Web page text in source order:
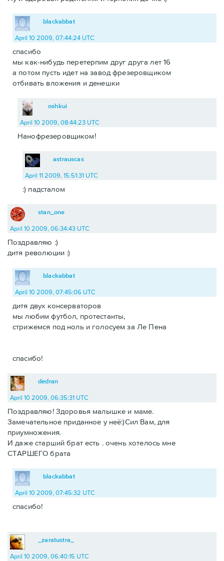
blackabbat
April 10 2009, 07:44:24 UTC
спасибо
мы как-нибудь перетерпим друг друга лет 16
а потом пусть идет на завод фрезеровщиком
отбивать вложения и денешки
oshkui
April 10 2009, 08:44:23 UTC
Нанофрезеровщиком!
astrauscas
April 11 2009, 15:51:31 UTC
:) падсталом
stan_one
April 10 2009, 06:34:43 UTC
Поздравляю :)
дитя революции :)
blackabbat
April 10 2009, 07:45:06 UTC
дитя двух консерваторов
мы любим футбол, протестанты,
стрижемся под ноль и голосуем за Ле Пена
спасибо!
dedran
April 10 2009, 06:35:31 UTC
Поздравляю! Здоровья малышке и маме.
Замечательное приданное у неё:)Сил Вам, для
приумножения.
И даже старший брат есть . очень хотелось мне
СТАРШЕГО брата
blackabbat
April 10 2009, 07:45:32 UTC
спасибо!
_zaratustra_
April 10 2009, 06:40:15 UTC